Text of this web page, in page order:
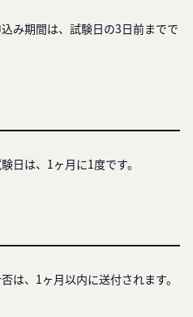
み期間は、試験日の3日前までで
日は、1ヶ月に1度です。
は、1ヶ月以内に送付されます。